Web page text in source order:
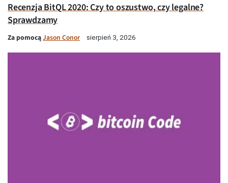
Recenzja BitQL 2020: Czy to oszustwo, czy legalne?
Sprawdzamy
Za pomocąJason Conor sierpień 3, 2026